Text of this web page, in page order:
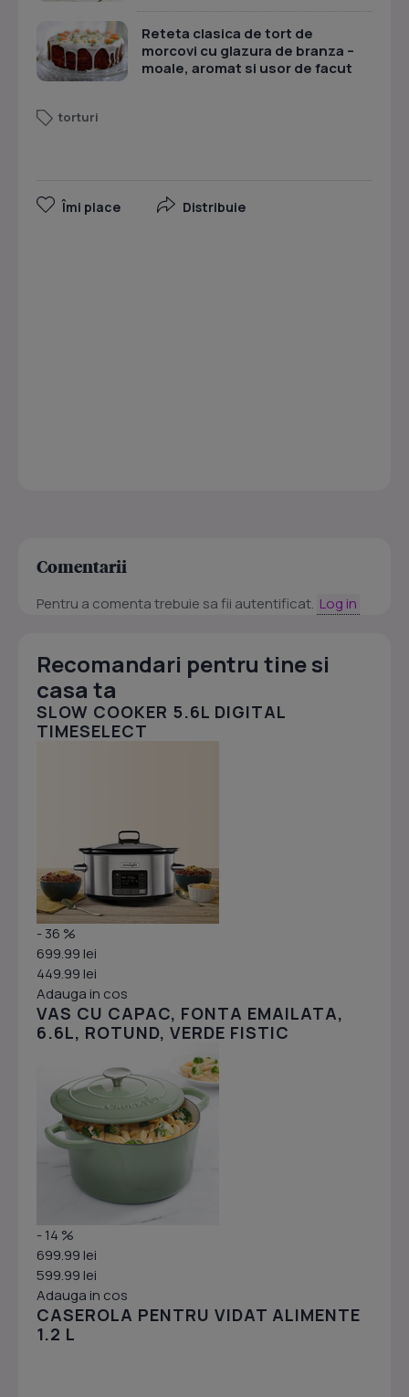
Reteta clasica de tort de
morcovi cu glazura de branza –
moale, aromat si usor de facut
torturi
Îmi place Distribuie
Comentarii
Pentru a comenta trebuie sa fii autentificat. Log in
Recomandari pentru tine si
casa ta
SLOW COOKER 5.6L DIGITAL
TIMESELECT
- 36 %
699.99 lei
449.99 lei
Adauga in cos
VAS CU CAPAC, FONTA EMAILATA,
6.6L, ROTUND, VERDE FISTIC
- 14 %
699.99 lei
599.99 lei
Adauga in cos
CASEROLA PENTRU VIDAT ALIMENTE
1.2 L